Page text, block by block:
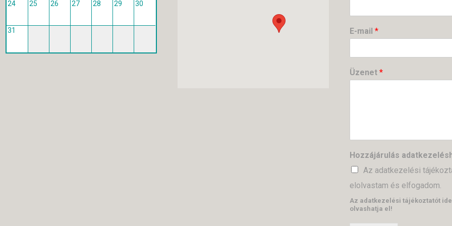
24 25 26 27 28 29 30
31 E-mail*
Üzenet*
Hozzájárulás
Az adatkezelési
elolvastam és elfogadom.
Az adatkezelési tájékoztatót
olvashatja el!